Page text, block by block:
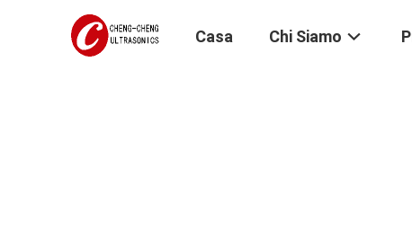
Casa Chi Siamo